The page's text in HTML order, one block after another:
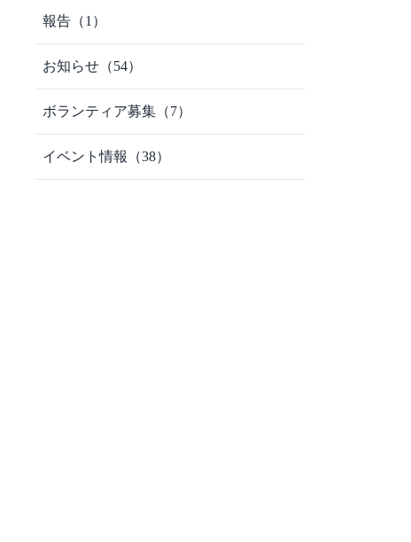
報告（1）
お知らせ（54）
ボランティア募集（7）
イベント情報（38）